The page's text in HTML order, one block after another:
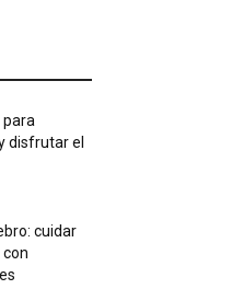
para
disfrutar el
cuidar